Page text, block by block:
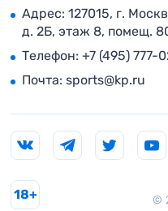
Адрес: 127015, г.
д. 2Б, этаж 8, помещ.
Телефон: +7 (495) 777-
Почта: sports@kp.ru
©
18+